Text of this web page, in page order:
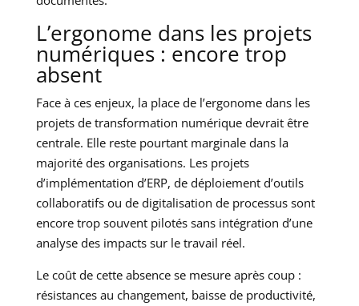
L’ergonome dans les projets
numériques : encore trop
absent
Face à ces enjeux, la place de l’ergonome dans les
projets de transformation numérique devrait être
centrale. Elle reste pourtant marginale dans la
majorité des organisations. Les projets
d’implémentation d’ERP, de déploiement d’outils
collaboratifs ou de digitalisation de processus sont
encore trop souvent pilotés sans intégration d’une
analyse des impacts sur le travail réel.
Le coût de cette absence se mesure après coup :
résistances au changement, baisse de productivité,